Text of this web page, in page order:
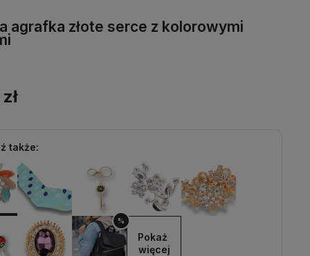
agrafka złote serce z kolorowymi
także:
%
Pokaż
więcej